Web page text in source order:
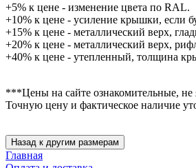
+5% к цене - изменение цвета по RAL.
+10% к цене - усиление крышки, если
+15% к цене - металлический верх,
+20% к цене - металлический верх,
+40% к цене - утепленный, толщина
***Цены на сайте ознакомительные, не
Точную цену и фактическое наличие
Главная